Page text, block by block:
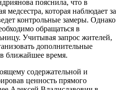
пояснила, что в
медсестра, которая наблюдает за
контрольные замеры. Однако
обращаться в
Учитывая запрос жителей,
дополнительные
ближайшее время.
содержательной и
ценность прямого